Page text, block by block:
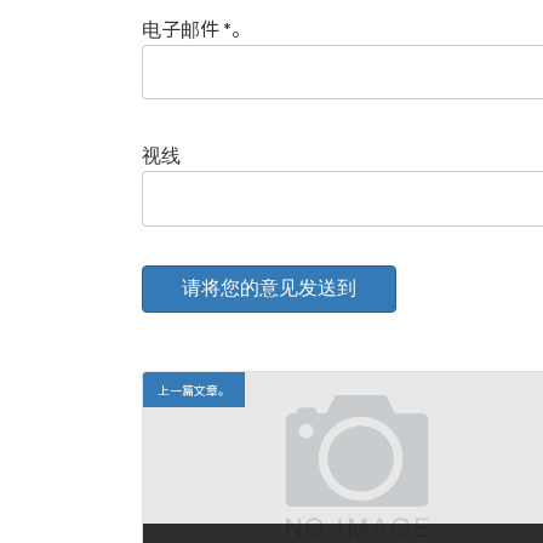
电子邮件*。
视线
上一篇文章。